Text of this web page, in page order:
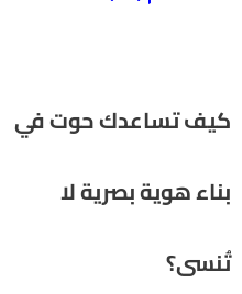
كيف تساعدك حوت في
بناء هوية بصرية لا
تُنسى؟